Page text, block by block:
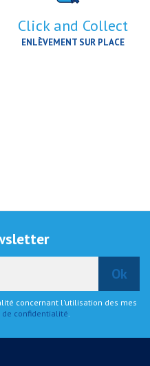
Click and Collect
ENLÈVEMENT SUR PLACE
concernant l'utilisation des mes
confidentialité